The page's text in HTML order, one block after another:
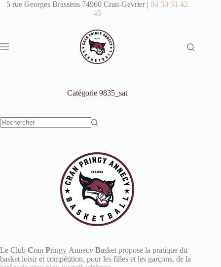
Passer
5 rue Georges Brassens 74960 Cran-Gevrier |04 50 51 42
45
Catégorie 9835_sat
Le Club Cran Pringy Annecy Basket propose la pratique du
basket loisir et compétition, pour les filles et les garçons, de la